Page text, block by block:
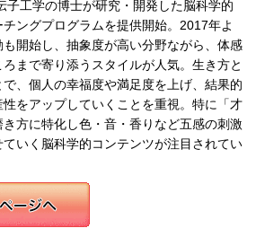
子工学の博士が研究・開発した脳科学的
ングプログラムを提供開始。2017年よ
開始し、抽象度が高い分野ながら、体感
まで寄り添うスタイルが人気。生き方と
、個人の幸福度や満足度を上げ、結果的
をアップしていくことを重視。特に「才
方に特化し色・音・香りなど五感の刺激
いく脳科学的コンテンツが注目されてい